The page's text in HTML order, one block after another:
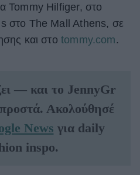
Tommy Hilfiger, στο
στο The Mall Athens, σε
και στο tommy.com .
— και το JennyGr
Ακολούθησέ
News για daily
inspo.